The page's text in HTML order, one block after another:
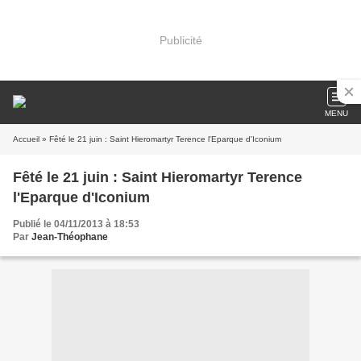
Publicité
MENU
Accueil » Fêté le 21 juin : Saint Hieromartyr Terence l'Eparque d'Iconium
Fêté le 21 juin : Saint Hieromartyr Terence
l'Eparque d'Iconium
Publié le 04/11/2013 à 18:53
Par Jean-Théophane